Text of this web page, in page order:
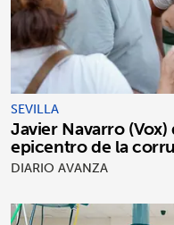
SEVILLA
Javier Navarro
epicentro de la
DIARIO AVANZA